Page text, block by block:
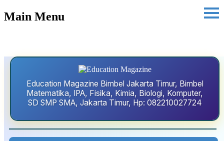
Main Menu
Education Magazine Bimbel Jakarta Timur, Bimbel
Matematika, IPA, Fisika, Kimia, Biologi, Komputer,
SD SMP SMA, Jakarta Timur, Hp: 082210027724